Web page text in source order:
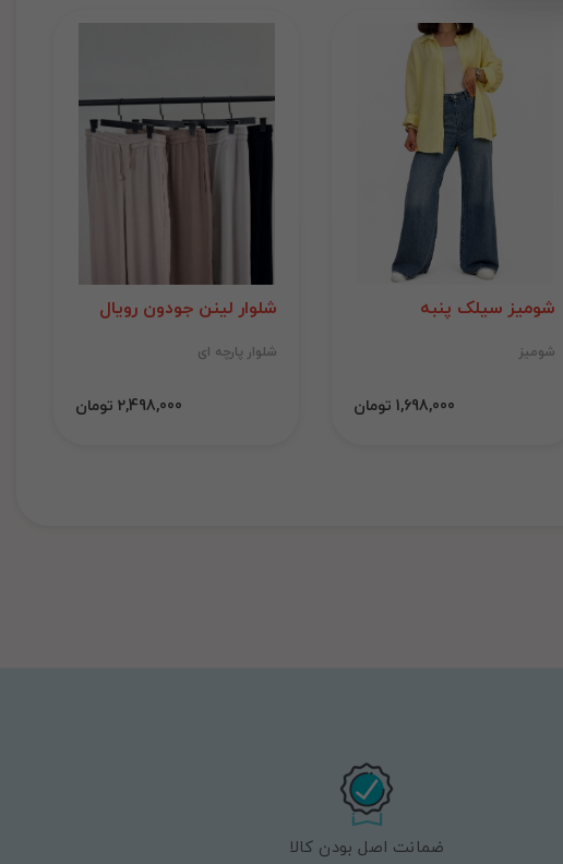
شومیز سیلک پنبه
شومیز
1,698,000 تومان
شلوار لینن جودون رویال
شلوار پارچه ای
2,498,000 تومان
ضمانت اصل بودن کالا